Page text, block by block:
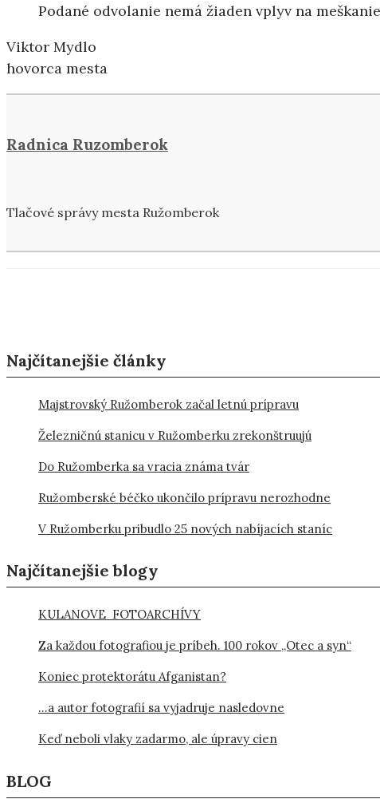
Podané odvolanie nemá žiaden vplyv na
Viktor Mydlo
hovorca mesta
Radnica Ruzomberok
Tlačové správy mesta Ružomberok
Najčítanejšie články
Majstrovský Ružomberok začal letnú prípravu
Železničnú stanicu v Ružomberku zrekonštruujú
Do Ružomberka sa vracia známa tvár
Ružomberské béčko ukončilo prípravu nerozhodne
V Ružomberku pribudlo 25 nových nabíjacích staníc
Najčítanejšie blogy
KULANOVE FOTOARCHÍVY
Za každou fotografiou je príbeh. 100 rokov „Otec a syn“
Koniec protektorátu Afganistan?
…a autor fotografií sa vyjadruje nasledovne
Keď neboli vlaky zadarmo, ale úpravy cien
BLOG